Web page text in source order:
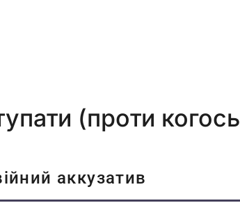
(проти когось
аккузатив